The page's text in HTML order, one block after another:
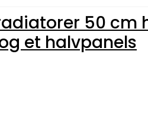
50 cm
et halvpanels